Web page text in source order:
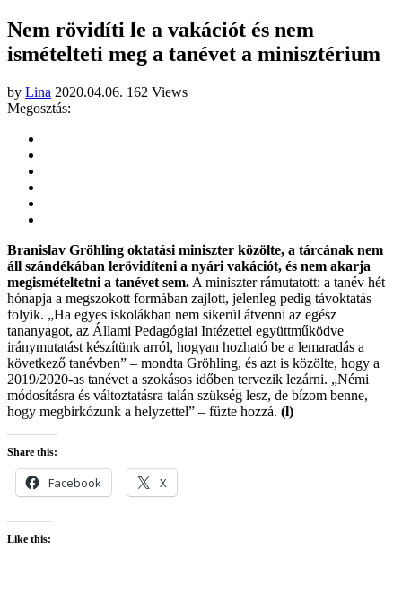
Nem rövidíti le a vakációt és nem
ismételteti meg a tanévet a minisztérium
by Lina 2020.04.06. 162 Views
Megosztás:
Branislav Gröhling oktatási miniszter közölte, a tárcának nem
áll szándékában lerövidíteni a nyári vakációt, és nem akarja
megismételtetni a tanévet sem. A miniszter rámutatott: a tanév hét
hónapja a megszokott formában zajlott, jelenleg pedig távoktatás
folyik. „Ha egyes iskolákban nem sikerül átvenni az egész
tananyagot, az Állami Pedagógiai Intézettel együttműködve
iránymutatást készítünk arról, hogyan hozható be a lemaradás a
következő tanévben” – mondta Gröhling, és azt is közölte, hogy a
2019/2020-as tanévet a szokásos időben tervezik lezárni. „Némi
módosításra és változtatásra talán szükség lesz, de bízom benne,
hogy megbirkózunk a helyzettel” – fűzte hozzá. (l)
Share this:
Facebook X
Like this: